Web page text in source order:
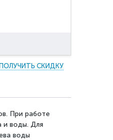
ПОЛУЧИТЬ СКИДКУ
При работе
и воды. Для
воды